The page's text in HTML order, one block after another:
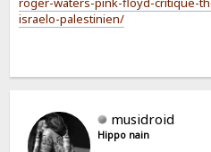
israelo-palestinien/
musidroid
Hippo nain